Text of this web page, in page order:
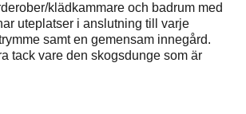
klädkammare och badrum med
uteplatser i anslutning till varje
samt en gemensam innegård.
tack vare den skogsdunge som är